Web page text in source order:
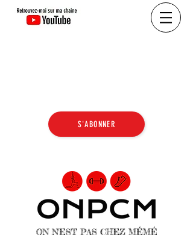
S'ABONNER